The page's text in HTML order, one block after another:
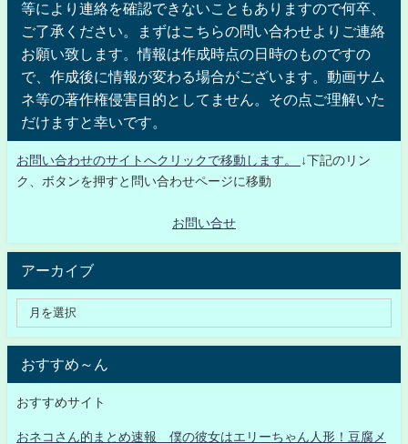
等により連絡を確認できないこともありますので何卒、
ご了承ください。まずはこちらの問い合わせよりご連絡
お願い致します。情報は作成時点の日時のものですの
で、作成後に情報が変わる場合がございます。動画サム
ネ等の著作権侵害目的としてません。その点ご理解いた
だけますと幸いです。
お問い合わせのサイトへクリックで移動します。
↓下記のリン
ク、ボタンを押すと問い合わせページに移動
お問い合せ
アーカイブ
おすすめ～ん
おすすめサイト
おネコさん的まとめ速報 僕の彼女はエリーちゃん人形！豆腐メ